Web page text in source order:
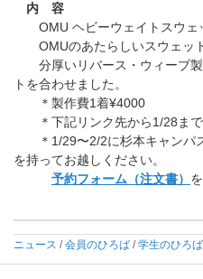
内 容
OMU ヘビーウェイトスウェ
OMUのあたらしいスウェット
分厚いリバース・ウィーブ製
トを合わせました。
＊製作費1着¥4000
＊下記リンク先から1/28まで
＊1/29〜2/2に杉本キャンパ
を持ってお越しください。
予約フォーム（注文書）
ニュース /会員のひろば /学生のひろば